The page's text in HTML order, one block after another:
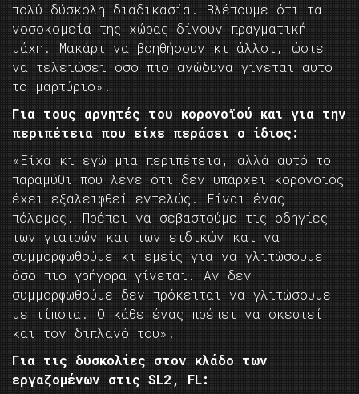
πολύ δύσκολη διαδικασία. Βλέπουμε ότι τα
νοσοκομεία της χώρας δίνουν πραγματική
μάχη. Μακάρι να βοηθήσουν κι άλλοι, ώστε
να τελειώσει όσο πιο ανώδυνα γίνεται αυτό
το μαρτύριο».
Για τους αρνητές του κορονοϊού και για την
περιπέτεια που είχε περάσει ο ίδιος:
«Είχα κι εγώ μια περιπέτεια, αλλά αυτό το
παραμύθι που λένε ότι δεν υπάρχει κορονοϊός
έχει εξαλειφθεί εντελώς. Είναι ένας
πόλεμος. Πρέπει να σεβαστούμε τις οδηγίες
των γιατρών και των ειδικών και να
συμμορφωθούμε κι εμείς για να γλιτώσουμε
όσο πιο γρήγορα γίνεται. Αν δεν
συμμορφωθούμε δεν πρόκειται να γλιτώσουμε
με τίποτα. Ο κάθε ένας πρέπει να σκεφτεί
και τον διπλανό του».
Για τις δυσκολίες στον κλάδο των
εργαζομένων στις SL2, FL: